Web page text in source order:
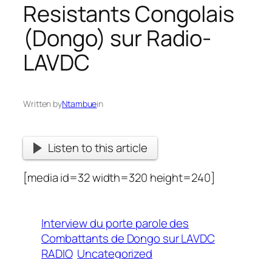
Resistants Congolais
(Dongo) sur Radio-
LAVDC
Written byNtambuein
Listen to this article
[media id=32 width=320 height=240]
Interview du porte parole des
Combattants de Dongo sur LAVDC
RADIO Uncategorized